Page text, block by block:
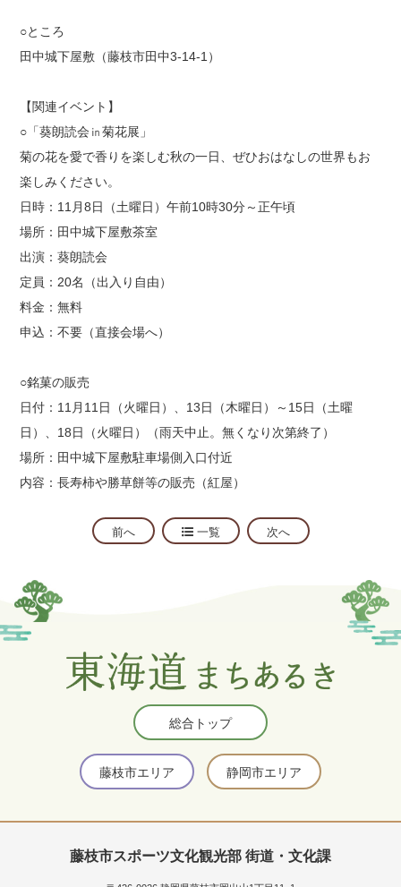
○ところ
田中城下屋敷（藤枝市田中3-14-1）
【関連イベント】
○「葵朗読会㏌菊花展」
菊の花を愛で香りを楽しむ秋の一日、ぜひおはなしの世界もお
楽しみください。
日時：11月8日（土曜日）午前10時30分～正午頃
場所：田中城下屋敷茶室
出演：葵朗読会
定員：20名（出入り自由）
料金：無料
申込：不要（直接会場へ）
○銘菓の販売
日付：11月11日（火曜日）、13日（木曜日）～15日（土曜
日）、18日（火曜日）（雨天中止。無くなり次第終了）
場所：田中城下屋敷駐車場側入口付近
内容：長寿柿や勝草餅等の販売（紅屋）
前へ 一覧 次へ
総合トップ
藤枝市エリア 静岡市エリア
藤枝市スポーツ文化観光部 街道・文化課